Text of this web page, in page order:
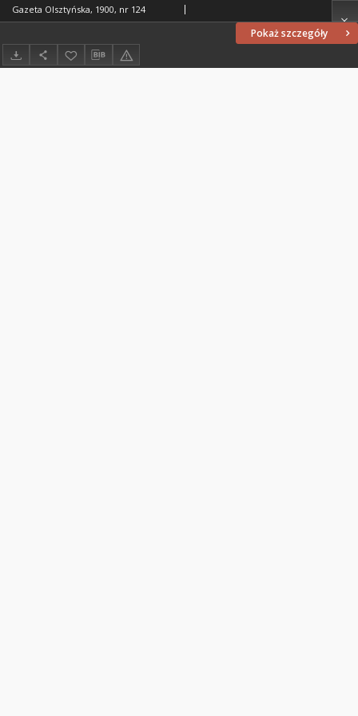
Pokaż szczegóły
Gazeta Olsztyńska, 1900, nr 124